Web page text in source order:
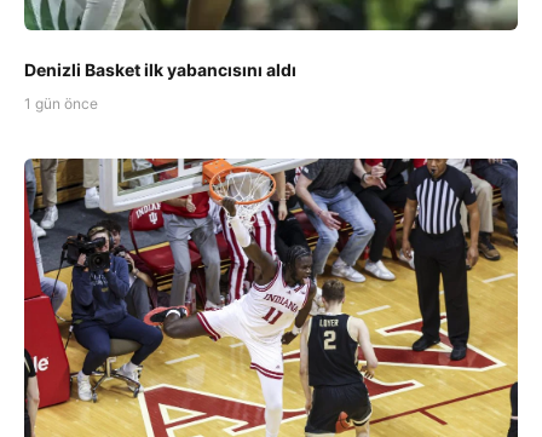
Denizli Basket ilk yabancısını aldı
1 gün önce